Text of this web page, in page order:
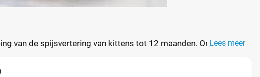
van de spijsvertering van kittens tot 12 maanden. Omdat een
Lees meer